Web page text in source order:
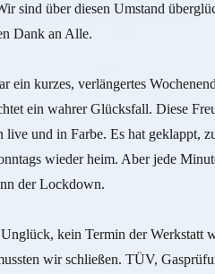
sind über diesen Umstand
Dank an Alle.
ein kurzes, verlängertes
ein wahrer Glücksfall. Diese
live und in Farbe. Es hat geklappt,
wieder heim. Aber jede
der Lockdown.
kein Termin der Werkstatt
wir schließen. TÜV,